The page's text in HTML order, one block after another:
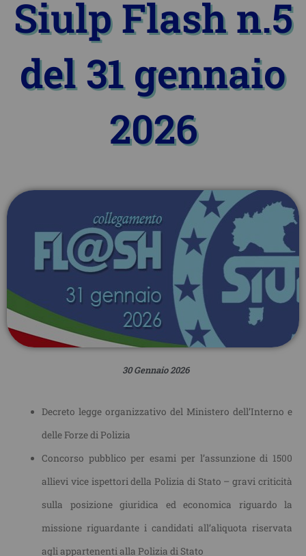
Siulp Flash n.5
del 31 gennaio
2026
30 Gennaio 2026
Decreto legge organizzativo del Ministero dell’Interno e
delle Forze di Polizia
Concorso pubblico per esami per l’assunzione di 1500
allievi vice ispettori della Polizia di Stato – gravi criticità
sulla posizione giuridica ed economica riguardo la
missione riguardante i candidati all’aliquota riservata
agli appartenenti alla Polizia di Stato